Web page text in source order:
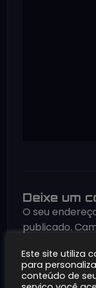
Deixe um
O seu
publicado.
Comentário*
Este site utiliza
para
conteúdo de